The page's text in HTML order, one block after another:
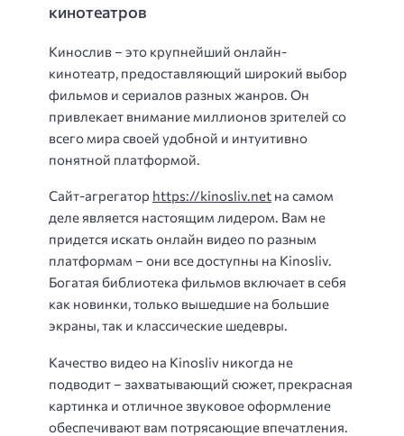
кинотеатров
Кинослив – это крупнейший онлайн-
кинотеатр, предоставляющий широкий выбор
фильмов и сериалов разных жанров. Он
привлекает внимание миллионов зрителей со
всего мира своей удобной и интуитивно
понятной платформой.
Сайт-агрегатор https://kinosliv.net на самом
деле является настоящим лидером. Вам не
придется искать онлайн видео по разным
платформам – они все доступны на Kinosliv.
Богатая библиотека фильмов включает в себя
как новинки, только вышедшие на большие
экраны, так и классические шедевры.
Качество видео на Kinosliv никогда не
подводит – захватывающий сюжет, прекрасная
картинка и отличное звуковое оформление
обеспечивают вам потрясающие впечатления.